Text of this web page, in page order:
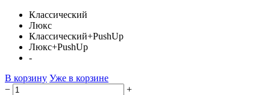
Классический
Люкс
Классический+PushUp
Люкс+PushUp
-
В корзину Уже в корзине
−
+